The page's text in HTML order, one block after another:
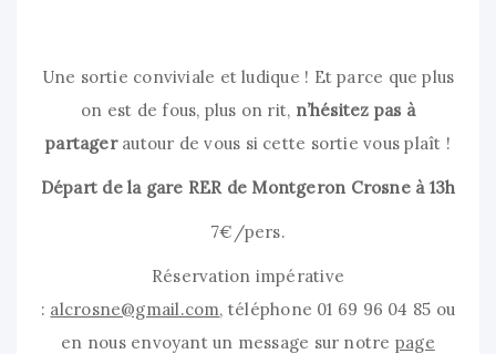
Une sortie conviviale et ludique ! Et parce que plus
on est de fous, plus on rit, n’hésitez pas à
partagerautour de vous si cette sortie vous plaît !
Départ de la gare RER de Montgeron Crosne à 13h
7€/pers.
Réservation impérative
: alcrosne@gmail.com, téléphone 01 69 96 04 85 ou
en nous envoyant un message sur notre page